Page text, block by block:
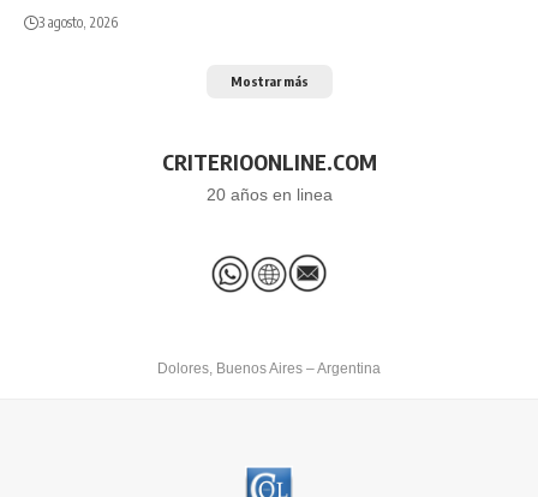
3 agosto, 2026
Mostrar más
CRITERIOONLINE.COM
20 años en linea
Dolores, Buenos Aires – Argentina